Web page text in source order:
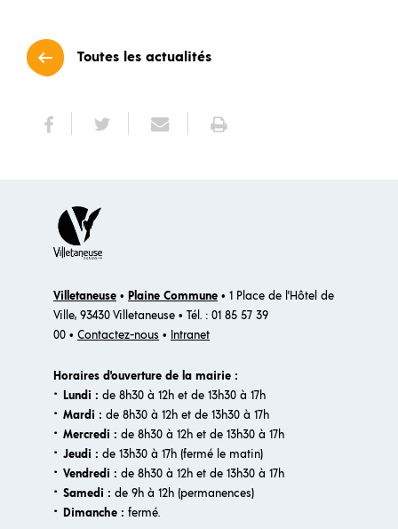
Toutes les actualités
Villetaneuse • Plaine Commune • 1 Place de l'Hôtel de
Ville, 93430 Villetaneuse • Tél. : 01 85 57 39
00 • Contactez-nous • Intranet
Horaires d'ouverture de la mairie :
· Lundi : de 8h30 à 12h et de 13h30 à 17h
· Mardi : de 8h30 à 12h et de 13h30 à 17h
· Mercredi : de 8h30 à 12h et de 13h30 à 17h
· Jeudi : de 13h30 à 17h (fermé le matin)
· Vendredi : de 8h30 à 12h et de 13h30 à 17h
· Samedi : de 9h à 12h (permanences)
·​ Dimanche : fermé.